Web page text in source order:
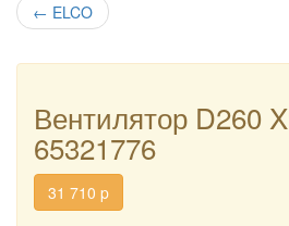
← ELCO
Вентилятор D260
65321776
31 710 p